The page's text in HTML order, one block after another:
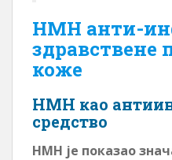
НМН анти-
здравствене
коже
НМН као
средство
НМН је показао